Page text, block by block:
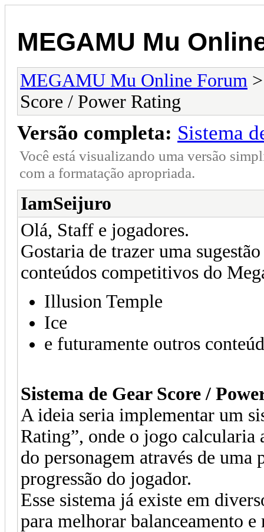
MEGAMU Mu
MEGAMU Mu Online Forum
Score / Power Rating
Versão completa: Sistema
Você está visualizando uma versão
com a formatação apropriada.
IamSeijuro
Olá, Staff e jogadores.
Gostaria de trazer uma
conteúdos competitivos do
Illusion Temple
Ice
e futuramente outros
Sistema de Gear Score /
A ideia seria implementar um
Rating”, onde o jogo calcularia
do personagem através de uma
progressão do jogador.
Esse sistema já existe em
para melhorar balanceamento